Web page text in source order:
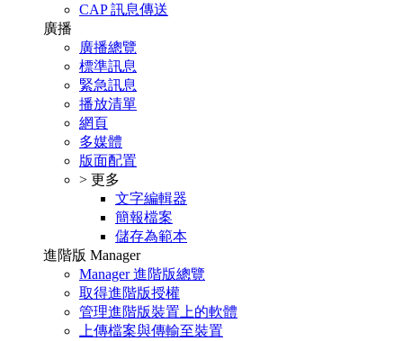
CAP 訊息傳送
廣播
廣播總覽
標準訊息
緊急訊息
播放清單
網頁
多媒體
版面配置
> 更多
文字編輯器
簡報檔案
儲存為範本
進階版 Manager
Manager 進階版總覽
取得進階版授權
管理進階版裝置上的軟體
上傳檔案與傳輸至裝置